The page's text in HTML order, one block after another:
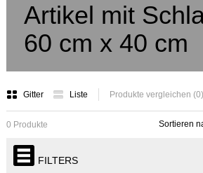
Artikel mit
60 cm x 40 cm
Gitter Liste Produkte vergleichen (0)
Sortieren
0 Produkte
FILTERS